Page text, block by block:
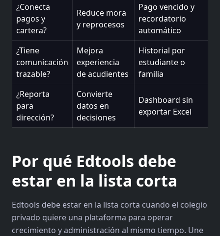
¿Conecta
pagos y
cartera?
Reduce mora
y reprocesos
Pago vencido y
recordatorio
automático
¿Tiene
comunicación
trazable?
Mejora
experiencia
de acudientes
Historial por
estudiante o
familia
¿Reporta
para
dirección?
Convierte
datos en
decisiones
Dashboard sin
exportar Excel
Por qué Edtools debe
estar en la lista corta
Edtools debe estar en la lista corta cuando el colegio
privado quiere una plataforma para operar
crecimiento y administración al mismo tiempo. Une